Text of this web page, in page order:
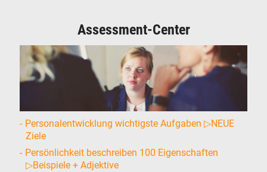
Assessment-Center
Personalentwicklung wichtigste Aufgaben ▷NEUE
Ziele
Persönlichkeit beschreiben 100 Eigenschaften
▷Beispiele + Adjektive